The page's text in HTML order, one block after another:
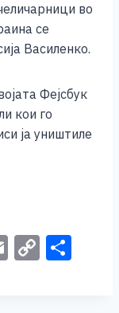
k
во
се
Василенко.
Фејсбук
кои го
ја уништиле
E C